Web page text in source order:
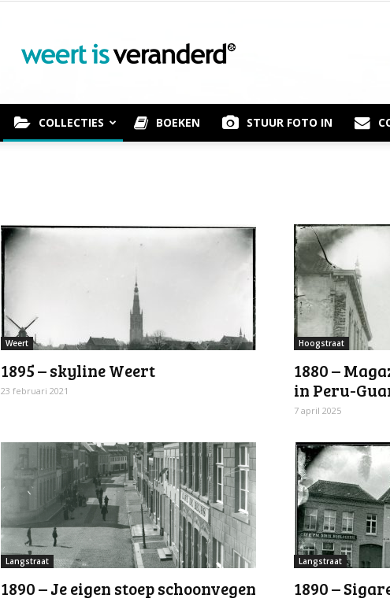
Weert
Veranderd
COLLECTIES BOEKEN STUUR FOTO IN
Weert
1895 – skyline Weert
23 februari 2021
Hoogstraat
1880 –
in Peru-
7 april 2025
Langstraat
1890 – Je eigen stoep schoonvegen
Langstraat
1890 –